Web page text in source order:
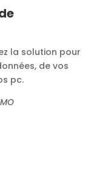
la solution pour
de vos
pc.